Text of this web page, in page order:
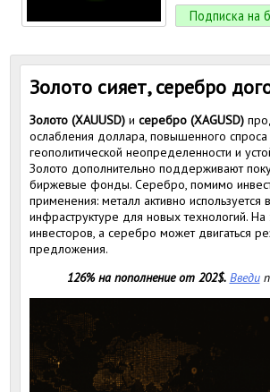
Подписка на
Золото сияет, серебро
Золото (XAUUSD) и серебро (XAGUSD)
ослабления доллара, повышенного
геополитической неопределенности и
Золото дополнительно поддерживают
биржевые фонды. Серебро, помимо
применения: металл активно
инфраструктуре для новых технологий.
инвесторов, а серебро может двигаться
предложения.
126% на пополнение от 202$. Введи